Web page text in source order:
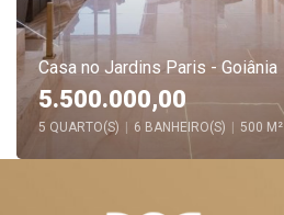
Casa no Jardins Paris - Goiânia
5.500.000,00
5 QUARTO(S) 6 BANHEIRO(S) 500 M²